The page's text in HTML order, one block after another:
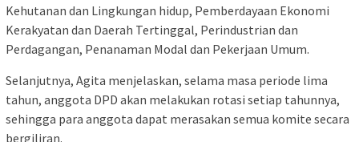
Kehutanan dan Lingkungan hidup, Pemberdayaan Ekonomi
Kerakyatan dan Daerah Tertinggal, Perindustrian dan
Perdagangan, Penanaman Modal dan Pekerjaan Umum.
Selanjutnya, Agita menjelaskan, selama masa periode lima
tahun, anggota DPD akan melakukan rotasi setiap tahunnya,
sehingga para anggota dapat merasakan semua komite secara
bergiliran.